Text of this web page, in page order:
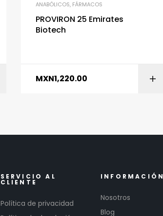
AÑADIR AL CARRITO
ANABÓLICOS, FÁRMACOS
PROVIRON 25 Emirates
Biotech
MXN1,220.00
SERVICIO AL
CLIENTE
Política de privacidad
INFORMACIÓN
Nosotros
Blog